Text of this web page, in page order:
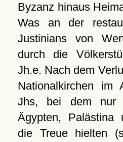
Byzanz hinaus
Was an der
Justinians von
durch die
Jh.e. Nach dem
Nationalkirchen im
Jhs, bei dem nur
Ägypten, Palästina
die Treue hielten